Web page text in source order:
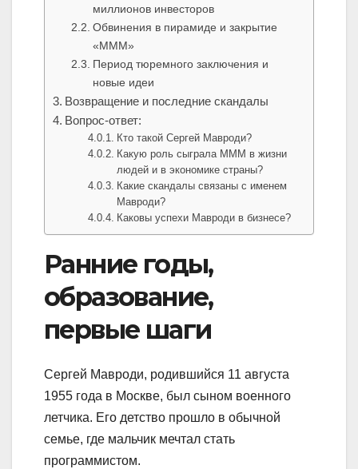
миллионов инвесторов
Обвинения в пирамиде и закрытие
«МММ»
Период тюремного заключения и
новые идеи
Возвращение и последние скандалы
Вопрос-ответ:
Кто такой Сергей Мавроди?
Какую роль сыграла МММ в жизни
людей и в экономике страны?
Какие скандалы связаны с именем
Мавроди?
Каковы успехи Мавроди в бизнесе?
Ранние годы,
образование,
первые шаги
Сергей Мавроди, родившийся 11 августа
1955 года в Москве, был сыном военного
летчика. Его детство прошло в обычной
семье, где мальчик мечтал стать
программистом.